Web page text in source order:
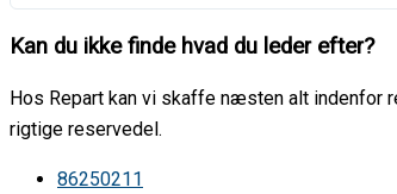
Kan du ikke finde hvad du leder efter?
Hos Repart kan vi skaffe næsten alt indenfor
rigtige reservedel.
86250211